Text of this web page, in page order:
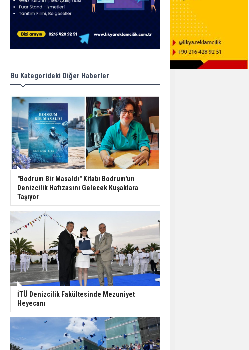
Bu Kategorideki Diğer Haberler
"Bodrum Bir Masaldı" Kitabı Bodrum'un
Denizcilik Hafızasını Gelecek Kuşaklara
Taşıyor
İTÜ Denizcilik Fakültesinde Mezuniyet
Heyecanı